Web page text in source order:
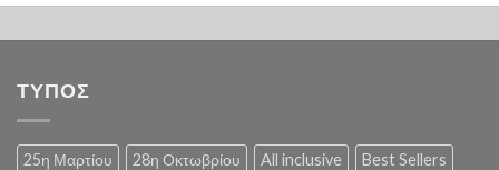
ΤΥΠΟΣ
25η Μαρτίου 28η Οκτωβρίου All inclusive Best Sellers